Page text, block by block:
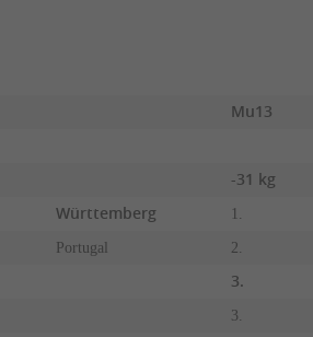
Mu13
-31 kg
Württemberg 1.
Portugal 2.
3.
3.